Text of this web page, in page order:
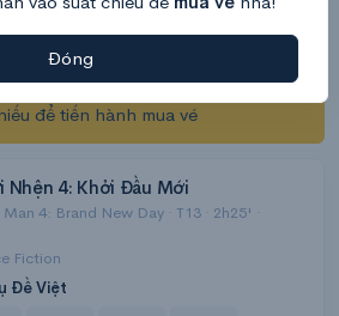
Thứ 5
để tiến hành mua vé
Nhện 4: Khởi Đầu Mới
4: Brand New Day · T13 · 2h25' ·
Fiction
Đề Việt
Đóng